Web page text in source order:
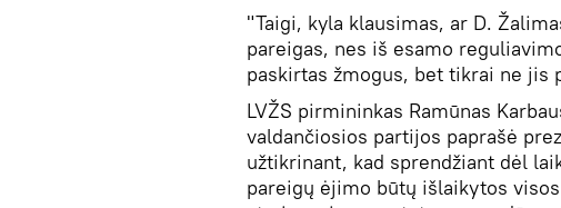
"Taigi, kyla klausimas, ar D.
pareigas, nes iš esamo
paskirtas žmogus, bet tikrai ne jis
LVŽS pirmininkas Ramūnas
valdančiosios partijos paprašė
užtikrinant, kad sprendžiant dėl
pareigų ėjimo būtų išlaikytos